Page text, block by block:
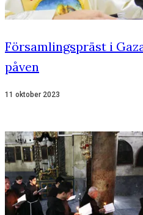
Församlingspräst i
påven
11 oktober 2023